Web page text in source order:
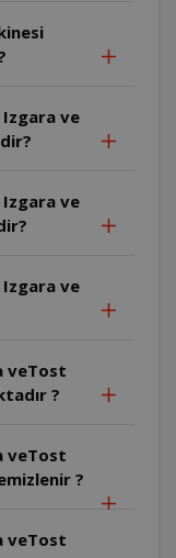
ve
ve
ve
veTost
?
veTost
?
veTost